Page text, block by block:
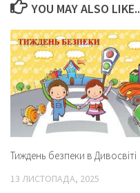
YOU MAY ALSO
Тиждень безпеки в Дивосвіті
13 ЛИСТОПАДА, 2025